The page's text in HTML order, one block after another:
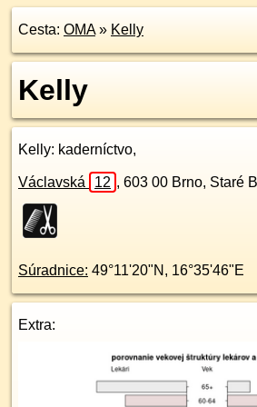
Cesta: OMA» Kelly
Kelly
Kelly: kaderníctvo,
Václavská 12 , 603 00 Brno, Staré
Súradnice: 49°11'20"N , 16°35'46"E
Extra: